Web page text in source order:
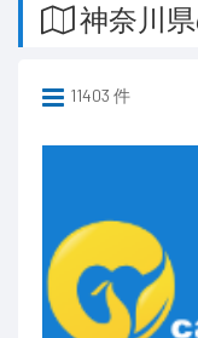
神奈川
11403 件